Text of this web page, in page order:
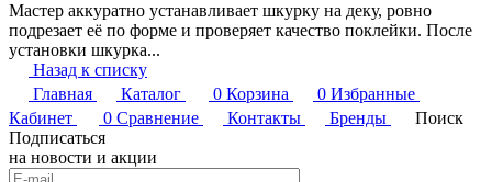
Мастер аккуратно устанавливает шкурку на деку, ровно
подрезает её по форме и проверяет качество поклейки. После
установки шкурка...
Назад к списку
Главная
Каталог 0 Корзина 0 Избранные
Кабинет
0 Сравнение Контакты Бренды
Поиск
Подписаться
на новости и акции